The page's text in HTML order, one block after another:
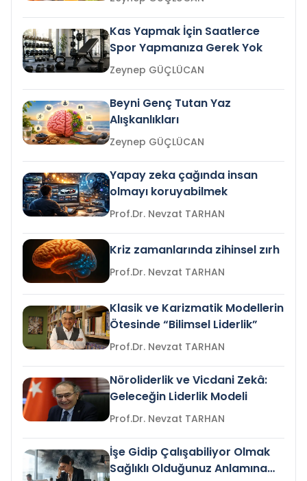
Kas Yapmak İçin Saatlerce
Spor Yapmanıza Gerek Yok
Zeynep GÜÇLÜCAN
Beyni Genç Tutan Yaz
Alışkanlıkları
Zeynep GÜÇLÜCAN
Yapay zeka çağında insan
olmayı koruyabilmek
Prof.Dr. Nevzat TARHAN
Kriz zamanlarında zihinsel zırh
Prof.Dr. Nevzat TARHAN
Klasik ve Karizmatik Modellerin
Ötesinde “Bilimsel Liderlik”
Prof.Dr. Nevzat TARHAN
Nöroliderlik ve Vicdani Zekâ:
Geleceğin Liderlik Modeli
Prof.Dr. Nevzat TARHAN
İşe Gidip Çalışabiliyor Olmak
Sağlıklı Olduğunuz Anlamına